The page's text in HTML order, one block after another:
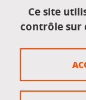
Données
Crédits
Ce site
contrôle sur